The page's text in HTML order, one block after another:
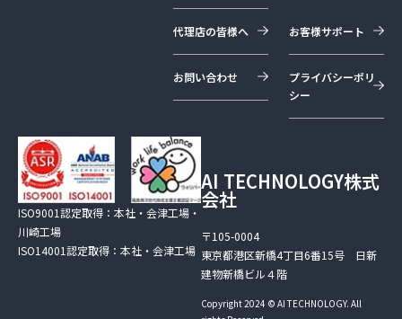
代理店の皆様へ お客様サポート
お問い合わせ
プライバシーポリ
シー
AI TECHNOLOGY株式
会社
〒105-0004
東京都港区新橋4丁目6番15号 日新
建物新橋ビル４階
Copyright 2024 © AI TECHNOLOGY. All
ISO9001認定取得：本社・会津工場・
川崎工場
ISO14001認定取得：本社・会津工場